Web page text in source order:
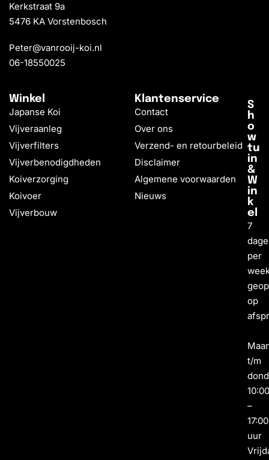
Kerkstraat 9a
5476 KA Vorstenbosch
Peter@vanrooij-koi.nl
06-18550025
Winkel
Japanse Koi
Vijveraanleg
Vijverfilters
Vijverbenodigdheden
Koiverzorging
Koivoer
Vijverbouw
Klantenservice
Contact
Over ons
Verzend- en retourbeleid
Disclaimer
Algemene voorwaarden
Nieuws
S
h
o
w
tu
in
&
W
in
k
el
7
per
op
t/m
–
17:00
uur